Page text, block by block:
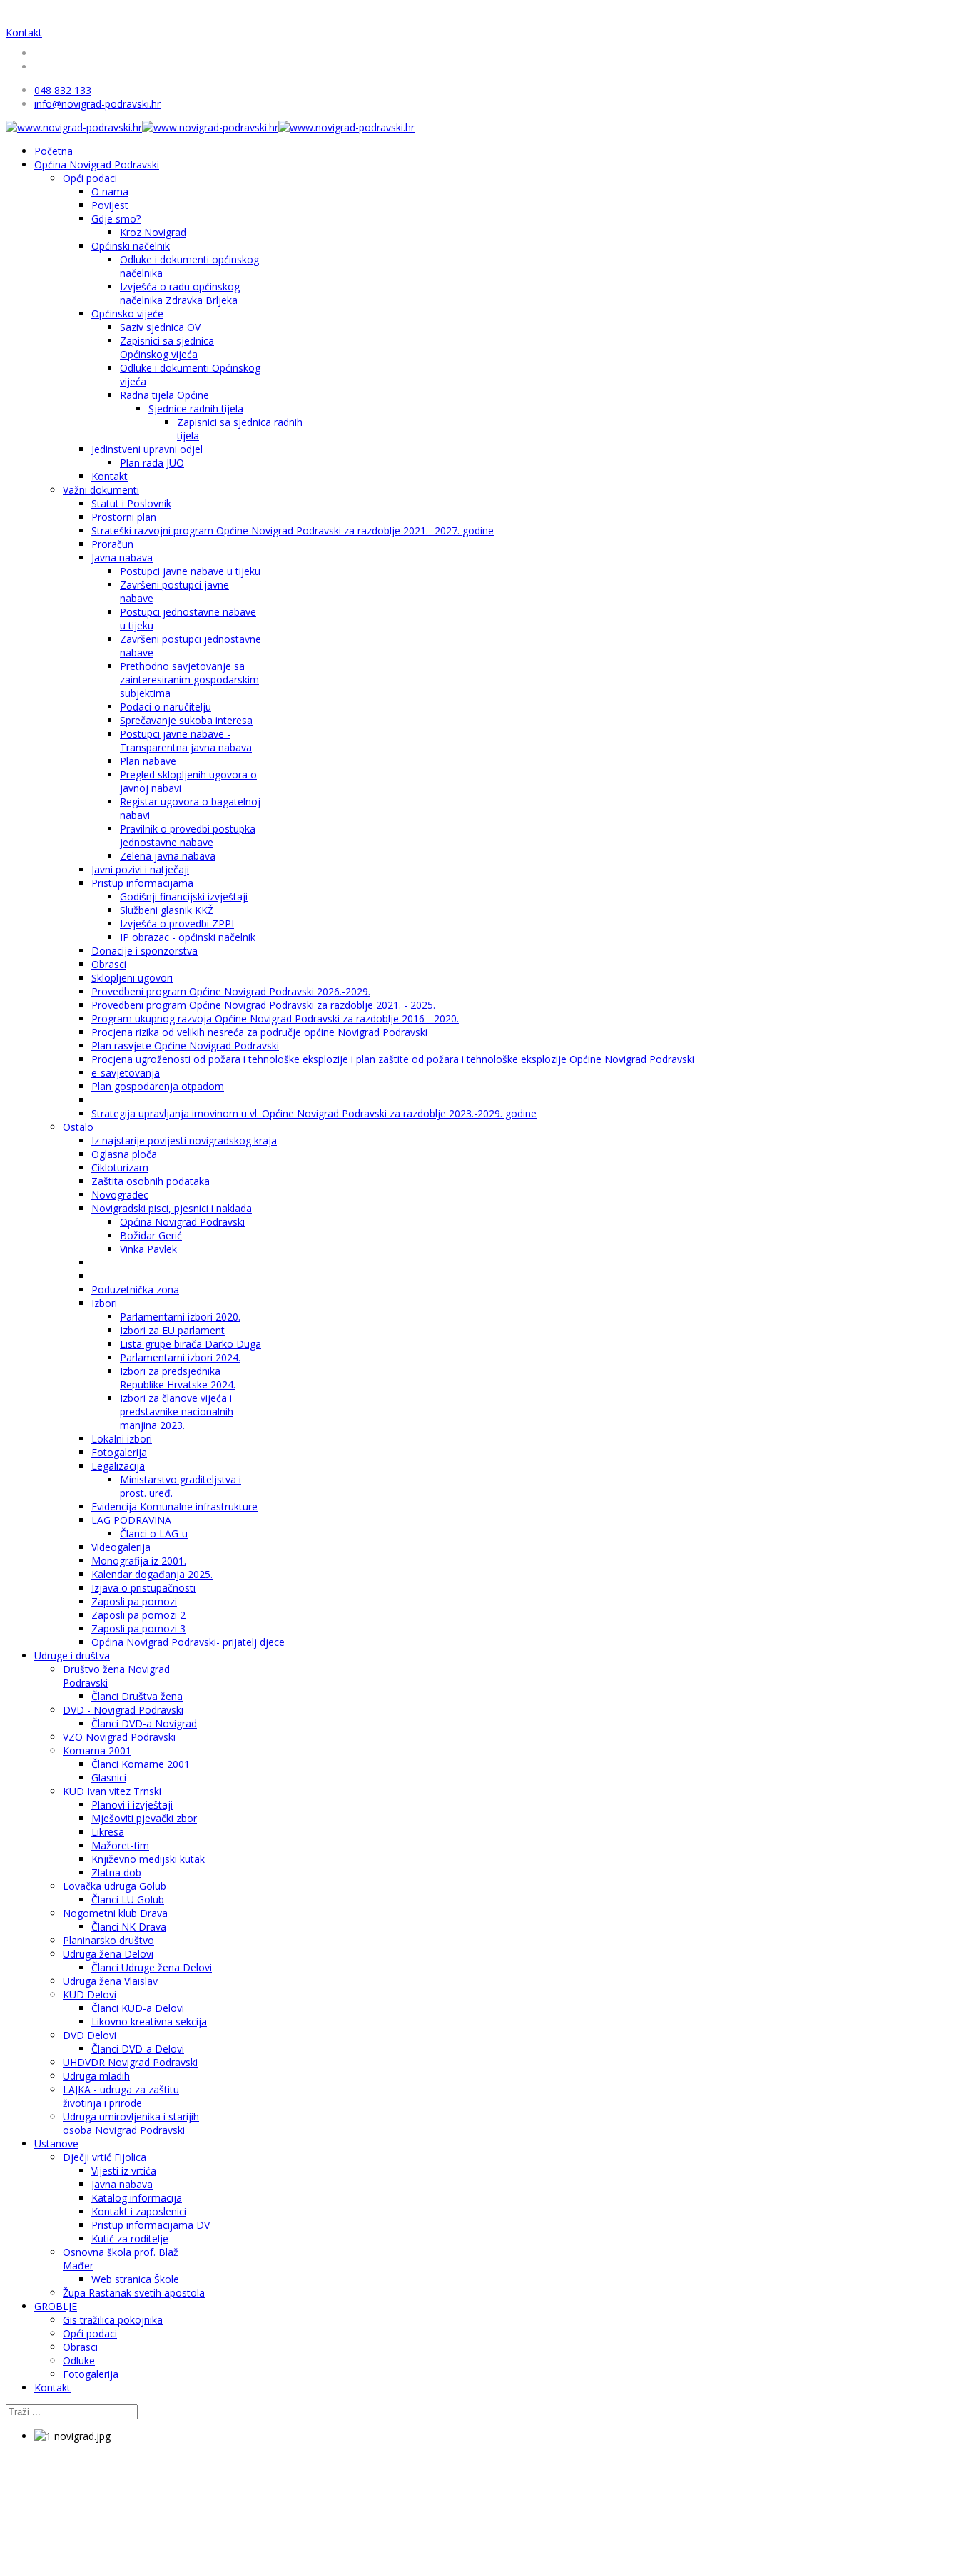
Kontakt
048 832 133
info@novigrad-podravski.hr
Početna
Općina Novigrad Podravski
Opći podaci
O nama
Povijest
Gdje smo?
Kroz Novigrad
Općinski načelnik
Odluke i dokumenti općinskog
načelnika
Izvješća o radu općinskog
načelnika Zdravka Brljeka
Općinsko vijeće
Saziv sjednica OV
Zapisnici sa sjednica
Općinskog vijeća
Odluke i dokumenti Općinskog
vijeća
Radna tijela Općine
Sjednice radnih tijela
Zapisnici sa sjednica radnih
tijela
Jedinstveni upravni odjel
Plan rada JUO
Kontakt
Važni dokumenti
Statut i Poslovnik
Prostorni plan
Strateški razvojni program Općine Novigrad Podravski za razdoblje 2021.- 2027. godine
Proračun
Javna nabava
Postupci javne nabave u tijeku
Završeni postupci javne
nabave
Postupci jednostavne nabave
u tijeku
Završeni postupci jednostavne
nabave
Prethodno savjetovanje sa
zainteresiranim gospodarskim
subjektima
Podaci o naručitelju
Sprečavanje sukoba interesa
Postupci javne nabave -
Transparentna javna nabava
Plan nabave
Pregled sklopljenih ugovora o
javnoj nabavi
Registar ugovora o bagatelnoj
nabavi
Pravilnik o provedbi postupka
jednostavne nabave
Zelena javna nabava
Javni pozivi i natječaji
Pristup informacijama
Godišnji financijski izvještaji
Službeni glasnik KKŽ
Izvješća o provedbi ZPPI
IP obrazac - općinski načelnik
Donacije i sponzorstva
Obrasci
Sklopljeni ugovori
Provedbeni program Općine Novigrad Podravski 2026.-2029.
Provedbeni program Općine Novigrad Podravski za razdoblje 2021. - 2025.
Program ukupnog razvoja Općine Novigrad Podravski za razdoblje 2016 - 2020.
Procjena rizika od velikih nesreća za područje općine Novigrad Podravski
Plan rasvjete Općine Novigrad Podravski
Procjena ugroženosti od požara i tehnološke eksplozije i plan zaštite od požara i tehnološke eksplozije Općine Novigrad Podravski
e-savjetovanja
Plan gospodarenja otpadom
Strategija upravljanja imovinom u vl. Općine Novigrad Podravski za razdoblje 2023.-2029. godine
Ostalo
Iz najstarije povijesti novigradskog kraja
Oglasna ploča
Cikloturizam
Zaštita osobnih podataka
Novogradec
Novigradski pisci, pjesnici i naklada
Općina Novigrad Podravski
Božidar Gerić
Vinka Pavlek
Poduzetnička zona
Izbori
Parlamentarni izbori 2020.
Izbori za EU parlament
Lista grupe birača Darko Duga
Parlamentarni izbori 2024.
Izbori za predsjednika
Republike Hrvatske 2024.
Izbori za članove vijeća i
predstavnike nacionalnih
manjina 2023.
Lokalni izbori
Fotogalerija
Legalizacija
Ministarstvo graditeljstva i
prost. uređ.
Evidencija Komunalne infrastrukture
LAG PODRAVINA
Članci o LAG-u
Videogalerija
Monografija iz 2001.
Kalendar događanja 2025.
Izjava o pristupačnosti
Zaposli pa pomozi
Zaposli pa pomozi 2
Zaposli pa pomozi 3
Općina Novigrad Podravski- prijatelj djece
Udruge i društva
Društvo žena Novigrad
Podravski
Članci Društva žena
DVD - Novigrad Podravski
Članci DVD-a Novigrad
VZO Novigrad Podravski
Komarna 2001
Članci Komarne 2001
Glasnici
KUD Ivan vitez Trnski
Planovi i izvještaji
Mješoviti pjevački zbor
Likresa
Mažoret-tim
Književno medijski kutak
Zlatna dob
Lovačka udruga Golub
Članci LU Golub
Nogometni klub Drava
Članci NK Drava
Planinarsko društvo
Udruga žena Delovi
Članci Udruge žena Delovi
Udruga žena Vlaislav
KUD Delovi
Članci KUD-a Delovi
Likovno kreativna sekcija
DVD Delovi
Članci DVD-a Delovi
UHDVDR Novigrad Podravski
Udruga mladih
LAJKA - udruga za zaštitu
životinja i prirode
Udruga umirovljenika i starijih
osoba Novigrad Podravski
Ustanove
Dječji vrtić Fijolica
Vijesti iz vrtića
Javna nabava
Katalog informacija
Kontakt i zaposlenici
Pristup informacijama DV
Kutić za roditelje
Osnovna škola prof. Blaž
Mađer
Web stranica Škole
Župa Rastanak svetih apostola
GROBLJE
Gis tražilica pokojnika
Opći podaci
Obrasci
Odluke
Fotogalerija
Kontakt